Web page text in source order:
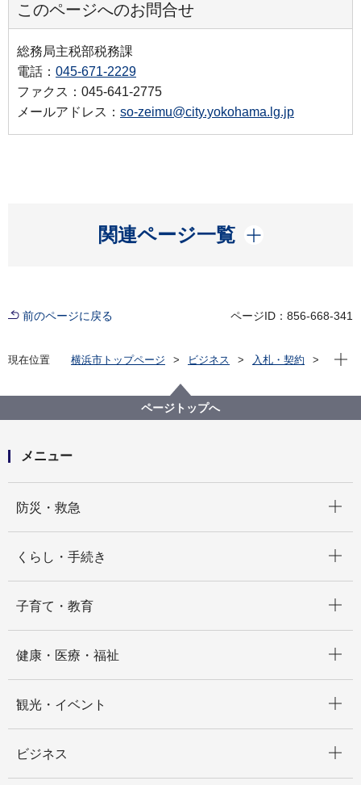
このページへのお問合せ
総務局主税部税務課
電話： 045-671-2229
ファクス：045-641-2775
メールアドレス： so-zeimu@city.yokohama.lg.jp
関連ページ一覧
開く
前のページに戻る ページID：856-668-341
現在位置 横浜市トップページ ビジネス
入札・契約
【入札結果掲載】令和６年度 市民税・県民税特別徴収
納入書の定期課税に係る裁断及び製本業務委託
現在
ページトップへ
メニュー
防災・救急
くらし・手続き
子育て・教育
健康・医療・福祉
観光・イベント
ビジネス